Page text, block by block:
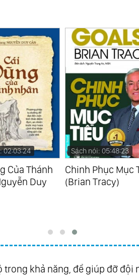
02:03:24
Của Thánh
Duy
Sách nói: 05:48:23
Chinh Phục Mục
(Brian Tracy)
trong khả năng, để giúp đỡ đội